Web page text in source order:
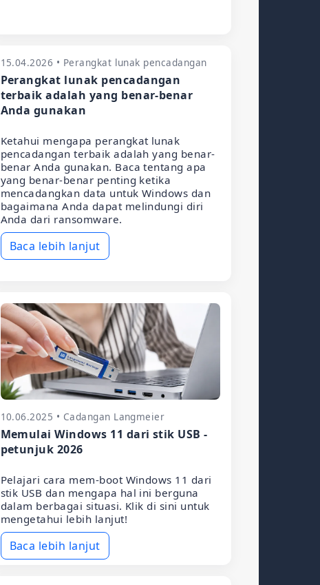
15.04.2026 • Perangkat lunak pencadangan
Perangkat lunak pencadangan
terbaik adalah yang benar-benar
Anda gunakan
Ketahui mengapa perangkat lunak
pencadangan terbaik adalah yang benar-
benar Anda gunakan. Baca tentang apa
yang benar-benar penting ketika
mencadangkan data untuk Windows dan
bagaimana Anda dapat melindungi diri
Anda dari ransomware.
Baca lebih lanjut
10.06.2025 • Cadangan Langmeier
Memulai Windows 11 dari stik USB -
petunjuk 2026
Pelajari cara mem-boot Windows 11 dari
stik USB dan mengapa hal ini berguna
dalam berbagai situasi. Klik di sini untuk
mengetahui lebih lanjut!
Baca lebih lanjut